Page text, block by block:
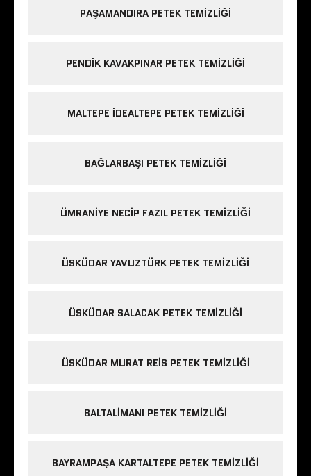
PAŞAMANDIRA PETEK TEMIZLIĞI
PENDIK KAVAKPINAR PETEK TEMIZLIĞI
MALTEPE IDEALTEPE PETEK TEMIZLIĞI
BAĞLARBAŞI PETEK TEMIZLIĞI
ÜMRANIYE NECIP FAZIL PETEK TEMIZLIĞI
ÜSKÜDAR YAVUZTÜRK PETEK TEMIZLIĞI
ÜSKÜDAR SALACAK PETEK TEMIZLIĞI
ÜSKÜDAR MURAT REIS PETEK TEMIZLIĞI
BALTALIMANI PETEK TEMIZLIĞI
BAYRAMPAŞA KARTALTEPE PETEK TEMIZLIĞI